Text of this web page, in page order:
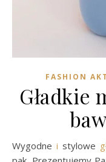
FASHION
Gładkie
Wygodne i stylowe